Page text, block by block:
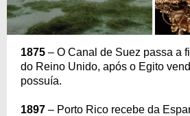
1875 – O Canal de Suez passa a
do Reino Unido, após o Egito
possuía.
1897 – Porto Rico recebe da